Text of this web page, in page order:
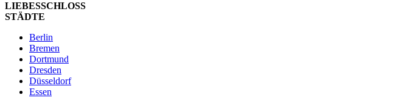
LIEBESSCHLOSS
STÄDTE
Berlin
Bremen
Dortmund
Dresden
Düsseldorf
Essen